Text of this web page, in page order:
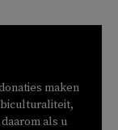
maken
als u